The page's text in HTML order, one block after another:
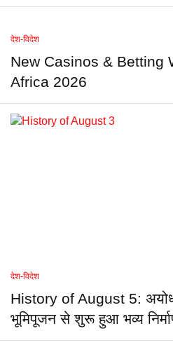
देश-विदेश
New Casinos & Betting
Africa 2026
देश-विदेश
History of August 5:
भूमिपूजन से शुरू हुआ भव्य